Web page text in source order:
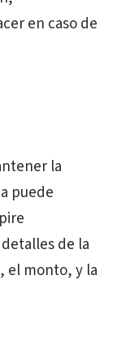
en caso de
la
puede
de la
el monto, y la